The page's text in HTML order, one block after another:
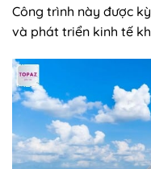
Công trình này được
và phát triển kinh tế